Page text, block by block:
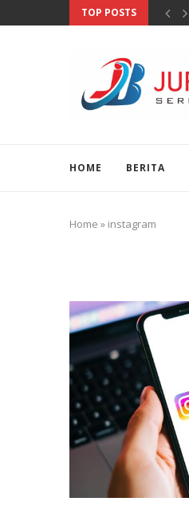
TOP POSTS
HOME BERITA
Home » instagram